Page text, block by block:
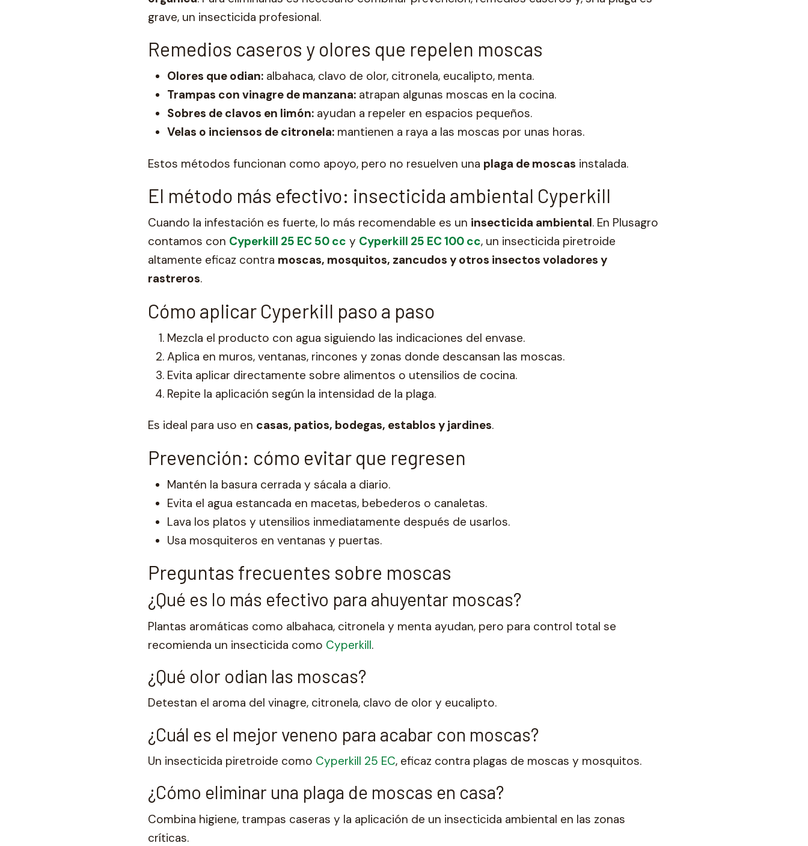
grave, un insecticida profesional.
Remedios caseros y olores que repelen moscas
Olores que odian: albahaca, clavo de olor, citronela, eucalipto, menta.
Trampas con vinagre de manzana: atrapan algunas moscas en la cocina.
Sobres de clavos en limón: ayudan a repeler en espacios pequeños.
Velas o inciensos de citronela: mantienen a raya a las moscas por unas horas.
Estos métodos funcionan como apoyo, pero no resuelven una plaga de moscas instalada.
El método más efectivo: insecticida ambiental Cyperkill
Cuando la infestación es fuerte, lo más recomendable es un insecticida ambiental. En Plusagro
contamos con Cyperkill 25 EC 50 cc y Cyperkill 25 EC 100 cc, un insecticida piretroide
altamente eficaz contra moscas, mosquitos, zancudos y otros insectos voladores y
rastreros.
Cómo aplicar Cyperkill paso a paso
Mezcla el producto con agua siguiendo las indicaciones del envase.
Aplica en muros, ventanas, rincones y zonas donde descansan las moscas.
Evita aplicar directamente sobre alimentos o utensilios de cocina.
Repite la aplicación según la intensidad de la plaga.
Es ideal para uso en casas, patios, bodegas, establos y jardines.
Prevención: cómo evitar que regresen
Mantén la basura cerrada y sácala a diario.
Evita el agua estancada en macetas, bebederos o canaletas.
Lava los platos y utensilios inmediatamente después de usarlos.
Usa mosquiteros en ventanas y puertas.
Preguntas frecuentes sobre moscas
¿Qué es lo más efectivo para ahuyentar moscas?
Plantas aromáticas como albahaca, citronela y menta ayudan, pero para control total se
recomienda un insecticida como Cyperkill.
¿Qué olor odian las moscas?
Detestan el aroma del vinagre, citronela, clavo de olor y eucalipto.
¿Cuál es el mejor veneno para acabar con moscas?
Un insecticida piretroide como Cyperkill 25 EC, eficaz contra plagas de moscas y mosquitos.
¿Cómo eliminar una plaga de moscas en casa?
Combina higiene, trampas caseras y la aplicación de un insecticida ambiental en las zonas
críticas.